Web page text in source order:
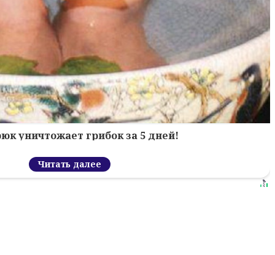
уничтожает грибок за 5 дней!
Читать далее